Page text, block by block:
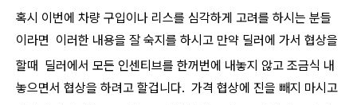
혹시 이번에 차량 구입이나 리스를 심각하게 고려를 하시는 분들
이라면 이러한 내용을 잘 숙지를 하시고 만약 딜러에 가서 협상을
할때 딜러에서 모든 인센티브를 한꺼번에 내놓지 않고 조금식 내
놓으면서 협상을 하려고 할겁니다. 가격 협상에 진을 빼지 마시고